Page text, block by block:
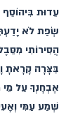
עֵדוּת
שְׂפַת לֹא
הֲסִירוֹתִי
בַּצָּרָה קָרָאתָ
אֶבְחָנְךָ עַל מֵי
שְׁמַע עַמִּי